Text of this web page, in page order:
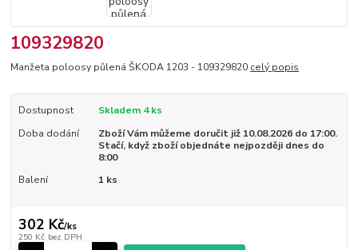
109329820
Manžeta poloosy půlená ŠKODA 1203 - 109329820 celý popis
Dostupnost
Skladem 4 ks
Doba dodání
Zboží Vám můžeme doručit již 10.08.2026 do 17:00.
Stačí, když zboží objednáte nejpozději dnes do
8:00
Balení
1 ks
302 Kč/ks
250 Kč bez DPH